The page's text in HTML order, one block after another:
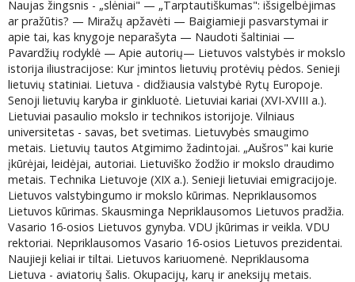
Naujas žingsnis - „slėniai" — „Tarptautiškumas": išsigelbėjimas
ar pražūtis? — Miražų apžavėti — Baigiamieji pasvarstymai ir
apie tai, kas knygoje neparašyta — Naudoti šaltiniai —
Pavardžių rodyklė — Apie autorių— Lietuvos valstybės ir mokslo
istorija iliustracijose: Kur įmintos lietuvių protėvių pėdos. Senieji
lietuvių statiniai. Lietuva - didžiausia valstybė Rytų Europoje.
Senoji lietuvių karyba ir ginkluotė. Lietuviai kariai (XVI-XVIII a.).
Lietuviai pasaulio mokslo ir technikos istorijoje. Vilniaus
universitetas - savas, bet svetimas. Lietuvybės smaugimo
metais. Lietuvių tautos Atgimimo žadintojai. „Aušros" kai kurie
įkūrėjai, leidėjai, autoriai. Lietuviško žodžio ir mokslo draudimo
metais. Technika Lietuvoje (XIX a.). Senieji lietuviai emigracijoje.
Lietuvos valstybingumo ir mokslo kūrimas. Nepriklausomos
Lietuvos kūrimas. Skausminga Nepriklausomos Lietuvos pradžia.
Vasario 16-osios Lietuvos gynyba. VDU įkūrimas ir veikla. VDU
rektoriai. Nepriklausomos Vasario 16-osios Lietuvos prezidentai.
Naujieji keliai ir tiltai. Lietuvos kariuomenė. Nepriklausoma
Lietuva - aviatorių šalis. Okupacijų, karų ir aneksijų metais.